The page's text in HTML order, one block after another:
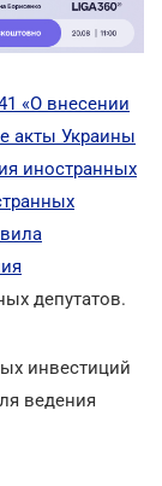
«О внесении
акты Украины
иностранных
депутатов.
инвестиций
ведения